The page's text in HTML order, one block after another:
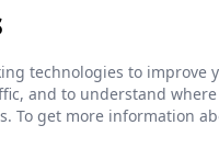
technologies to
and to understand
To get more information